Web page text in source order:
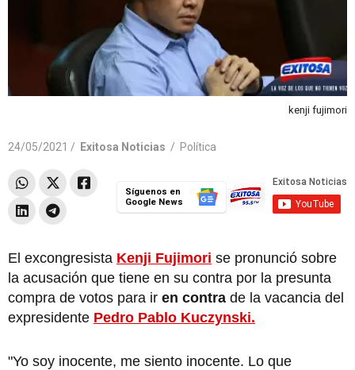
kenji fujimori
24/05/2021 / Exitosa Noticias / Política
Síguenos en
Google News
El excongresista Kenji Fujimori se pronunció sobre
la acusación que tiene en su contra por la presunta
compra de votos para ir en contra de la vacancia del
expresidente Pedro Pablo Kuczynski.
"Yo soy inocente, me siento inocente. Lo que